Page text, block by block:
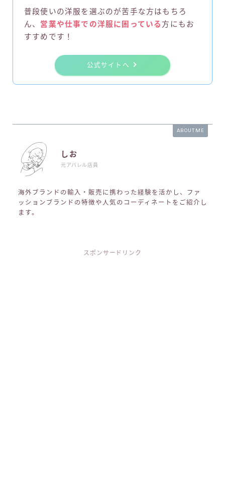
普段使いの洋服を選ぶのが苦手な方はもちろ
ん、 営業や仕事での洋服に困っている方にもお
すすめです！
公式サイトへ
ABOUT ME
しお
元アパレル店員
海外ブランドの輸入・販売に携わった経験を活かし、ファ
ッションブランドの特徴や人気のコーディネートをご紹介し
ます。
スポンサードリンク